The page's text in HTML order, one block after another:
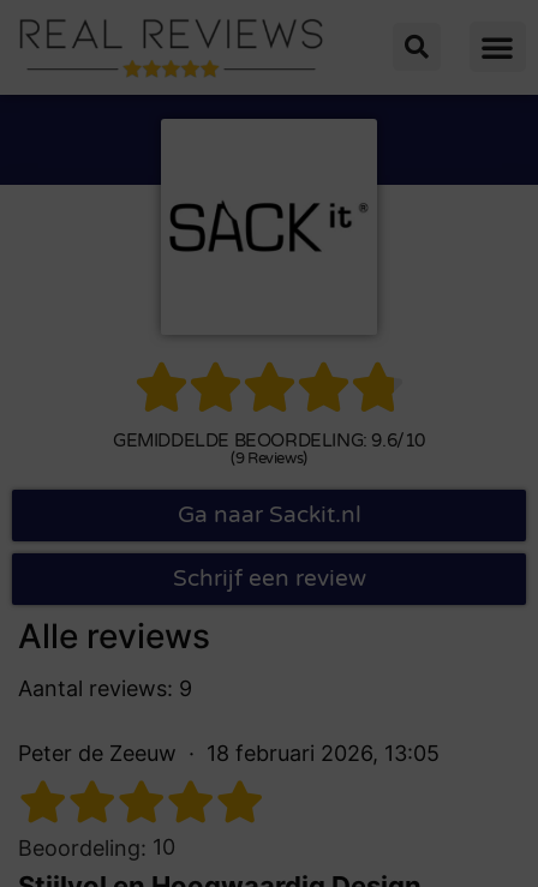

GEMIDDELDE BEOORDELING: 9.6/10
(9 Reviews)
Ga naar Sackit.nl
Schrijf een review
Alle reviews
Aantal reviews: 9
Peter de Zeeuw 18 februari 2026, 13:05
Beoordeling: 10